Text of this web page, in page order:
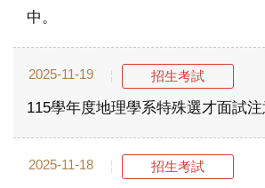
中。
2025-11-19 招生考試
115學年度地理學系特殊選才面試
2025-11-18 招生考試